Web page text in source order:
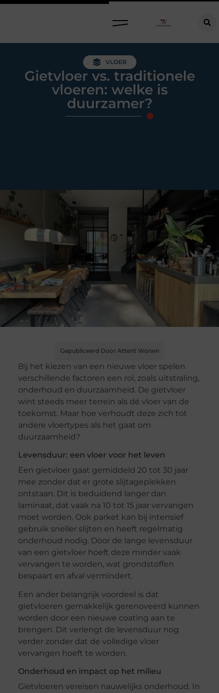
VLOER
Gietvloer vs. traditionele
vloeren: welke is
duurzamer?
Gepubliceerd Door Attent Wonen
Bij het kiezen van een nieuwe vloer spelen
verschillende factoren een rol, zoals uitstraling,
onderhoud en duurzaamheid. De gietvloer
wint steeds meer terrein als dé vloer van de
toekomst. Maar hoe verhoudt deze zich tot
andere vloertypes als het gaat om
duurzaamheid?
Levensduur: een vloer voor het leven
Een gietvloer gaat gemiddeld 20 tot 30 jaar
mee zonder dat er grote slijtageplekken
ontstaan. Dit is beduidend langer dan
laminaat, dat vaak na 10 tot 15 jaar vervangen
moet worden. Ook parket kan bij intensief
gebruik sneller slijten en heeft regelmatig
onderhoud nodig. Door de lange levensduur
van een gietvloer hoeft deze minder vaak
vervangen te worden, wat grondstoffen
bespaart en afval vermindert.
Een ander belangrijk voordeel is dat
gietvloeren gemakkelijk gerenoveerd kunnen
worden door een nieuwe coating aan te
brengen. Dit verlengt de levensduur nog
verder zonder dat de volledige vloer
vervangen hoeft te worden.
Onderhoud en impact op het milieu
Gietvloeren vereisen nauwelijks onderhoud. In